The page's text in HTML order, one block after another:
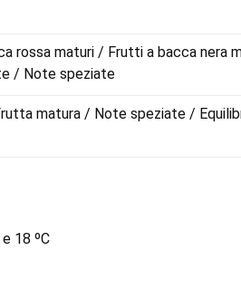
rossa maturi / Frutti a bacca nera
/ Note speziate
matura / Note speziate /
18 ºC